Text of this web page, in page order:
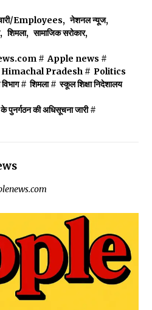
Employees, नेशनल न्यूज,
, शिमला, सामाजिक सरोकार,
# Apple news #
Himachal Pradesh# Politics
विभाग# शिमला# स्कूल शिक्षा निदेशालय
पुनर्गठन की अधिसूचना जारी#